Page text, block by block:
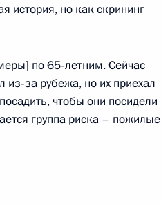
история, но как скрининг
по 65‑летним. Сейчас
из‑за рубежа, но их приехал
чтобы они посидели
группа риска – пожилые